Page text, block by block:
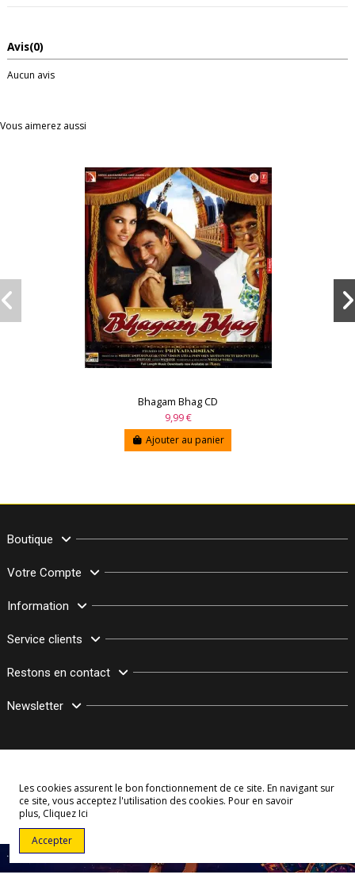
Avis(0)
Aucun avis
Vous aimerez aussi
Bhagam Bhag CD
9,99 €
Ajouter au panier
Boutique
Votre Compte
Information
Service clients
Restons en contact
Newsletter
© Copyright 2003–2026 Bollymarket.com - Tous Droits Réservés
Les cookies assurent le bon fonctionnement de ce site. En navigant sur
ce site, vous acceptez l'utilisation des cookies. Pour en savoir
plus, Cliquez Ici
Accepter